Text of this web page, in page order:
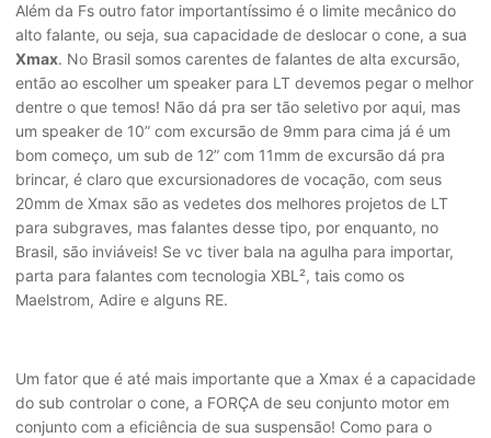
Além da Fs outro fator importantíssimo é o limite mecânico do
alto falante, ou seja, sua capacidade de deslocar o cone, a sua
Xmax. No Brasil somos carentes de falantes de alta excursão,
então ao escolher um speaker para LT devemos pegar o melhor
dentre o que temos! Não dá pra ser tão seletivo por aqui, mas
um speaker de 10” com excursão de 9mm para cima já é um
bom começo, um sub de 12” com 11mm de excursão dá pra
brincar, é claro que excursionadores de vocação, com seus
20mm de Xmax são as vedetes dos melhores projetos de LT
para subgraves, mas falantes desse tipo, por enquanto, no
Brasil, são inviáveis! Se vc tiver bala na agulha para importar,
parta para falantes com tecnologia XBL², tais como os
Maelstrom, Adire e alguns RE.
Um fator que é até mais importante que a Xmax é a capacidade
do sub controlar o cone, a FORÇA de seu conjunto motor em
conjunto com a eficiência de sua suspensão! Como para o